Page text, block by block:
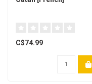
C$74.99